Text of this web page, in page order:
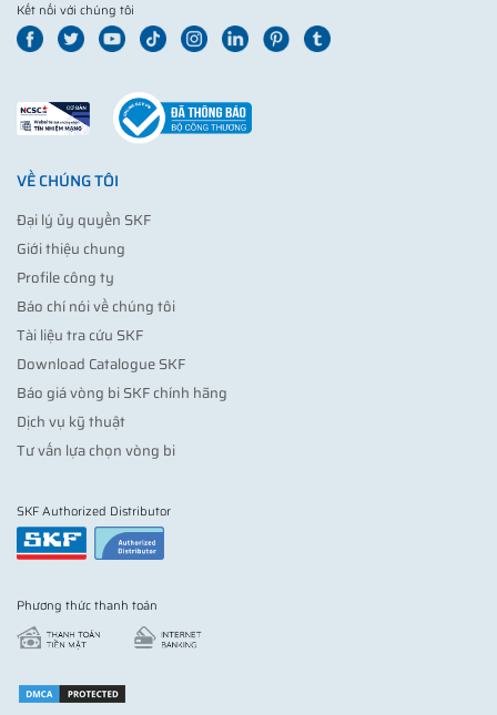
Kết nối với chúng tôi
VỀ CHÚNG TÔI
Đại lý ủy quyền SKF
Giới thiệu chung
Profile công ty
Báo chí nói về chúng tôi
Tài liệu tra cứu SKF
Download Catalogue SKF
Báo giá vòng bi SKF chính hãng
Dịch vụ kỹ thuật
Tư vấn lựa chọn vòng bi
SKF Authorized Distributor
Phương thức thanh toán